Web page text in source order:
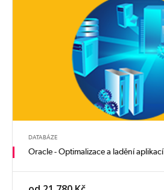
DATABÁZE
Oracle - Optimalizace a ladění aplikací